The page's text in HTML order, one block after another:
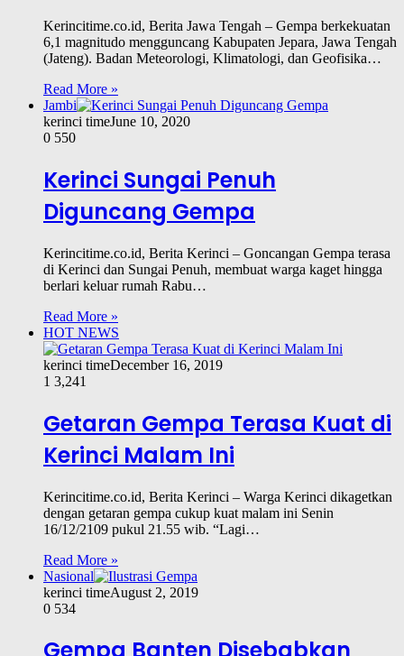
Kerincitime.co.id, Berita Jawa Tengah – Gempa berkekuatan
6,1 magnitudo mengguncang Kabupaten Jepara, Jawa Tengah
(Jateng). Badan Meteorologi, Klimatologi, dan Geofisika…
Read More »
Jambi
kerinci timeJune 10, 2020
0 550
Kerinci Sungai Penuh
Diguncang Gempa
Kerincitime.co.id, Berita Kerinci – Goncangan Gempa terasa
di Kerinci dan Sungai Penuh, membuat warga kaget hingga
berlari keluar rumah Rabu…
Read More »
HOT NEWS
kerinci timeDecember 16, 2019
1 3,241
Getaran Gempa Terasa Kuat di
Kerinci Malam Ini
Kerincitime.co.id, Berita Kerinci – Warga Kerinci dikagetkan
dengan getaran gempa cukup kuat malam ini Senin
16/12/2109 pukul 21.55 wib. “Lagi…
Read More »
Nasional
kerinci timeAugust 2, 2019
0 534